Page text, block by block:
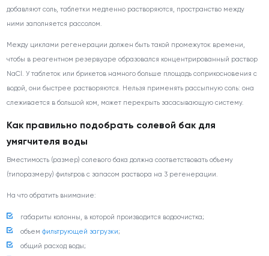
добавляют соль, таблетки медленно растворяются, пространство между
ними заполняется рассолом.
Между циклами регенерации должен быть такой промежуток времени,
чтобы в реагентном резервуаре образовался концентрированный раствор
NaCl. У таблеток или брикетов намного больше площадь соприкосновения с
водой, они быстрее растворяются. Нельзя применять рассыпную соль: она
слеживается в большой ком, может перекрыть засасывающую систему.
Как правильно подобрать солевой бак для
умягчителя воды
Вместимость (размер) солевого бака должна соответствовать объему
(типоразмеру) фильтров с запасом раствора на 3 регенерации.
На что обратить внимание:
габариты колонны, в которой производится водоочистка;
объем фильтрующей загрузки;
общий расход воды;